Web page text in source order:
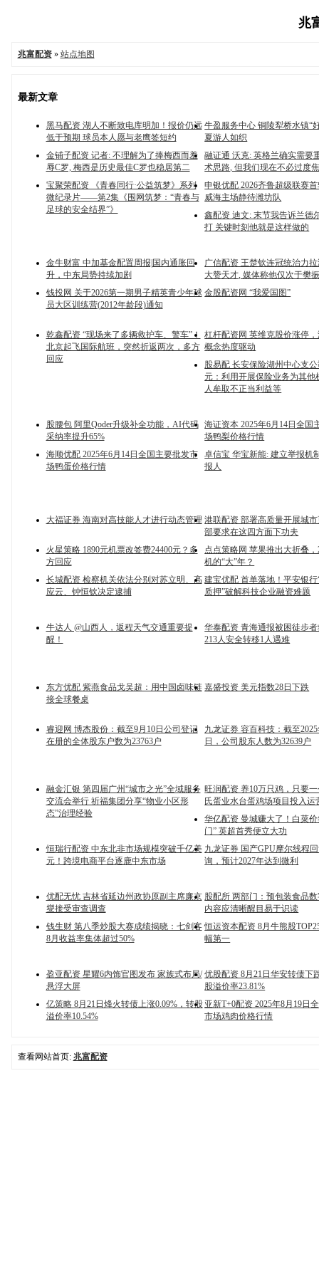
兆
兆富配资» 站点地图
最新文章
黑马配资 湖人不断致电库明加！报价仍远
低于预期 球员本人愿与老鹰签短约
牛盈服务中心 铜陵犁桥水镇“
夏游人如织
金铺子配资 记者: 不理解为了捧梅西而羞
辱C罗, 梅西是历史最佳C罗也稳居第二
融证通 沃克: 英格兰确实需要
术思路, 但我们现在不必过度
宝聚荣配资 《青春同行·公益筑梦》系列
微纪录片——第2集《围网筑梦：“青春与
足球的安全结界”》
申银优配 2026齐鲁超级联赛
威海主场静待潍坊队
鑫配资 迪文: 末节我告诉兰德
打 关键时刻他就是这样做的
金牛财富 中加基金配置周报|国内通胀回
升，中东局势持续加剧
广信配资 王楚钦连冠统治力
大赞天才, 媒体称他仅次于樊
钱投网 关于2026第一期男子精英青少年球
员大区训练营(2012年龄段)通知
金股配资网 “我爱国图”
乾鑫配资 “现场来了多辆救护车、警车”！
北京起飞国际航班，突然折返两次，多方
回应
杠杆配资网 英维克股价涨停
概念热度驱动
股易配 长安保险湖州中心支
元：利用开展保险业务为其他
人牟取不正当利益等
股腰包 阿里Qoder升级补全功能，AI代码
采纳率提升65%
海证资本 2025年6月14日全国
场鸭梨价格行情
海顺优配 2025年6月14日全国主要批发市
场鸭蛋价格行情
卓信宝 华宝新能: 建立举报机
报人
大福证券 海南对高技能人才进行动态管理 港联配资 部署高质量开展城
部要求在这四方面下功夫
火星策略 1890元机票改签费24400元？多
方回应
点点策略网 苹果推出大折叠，
机的“大”年？
长城配资 检察机关依法分别对苏立明、高
应云、钟恒钦决定逮捕
建宝优配 首单落地！平安银
质押”破解科技企业融资难题
牛达人 @山西人，返程天气交通重要提
醒！
华泰配资 青海通报被困徒步
213人安全转移1人遇难
东方优配 紫燕食品戈吴超：用中国卤味链
接全球餐桌
嘉盛投资 美元指数28日下跌
睿迎网 博杰股份：截至9月10日公司登记
在册的全体股东户数为23763户
九龙证券 容百科技：截至
日，公司股东人数为32639户
融金汇银 第四届广州“城市之光”全域服务
交流会举行 祈福集团分享“物业小区形
态”治理经验
旺润配资 养10万只鸡，只要
氏蛋业水台蛋鸡场项目投入运
华亿配资 曼城赚大了！白菜
门” 英超首秀便立大功
恒瑞行配资 中东北非市场规模突破千亿美
元！跨境电商平台逐鹿中东市场
九龙证券 国产GPU摩尔线程
询，预计2027年达到微利
优配无忧 吉林省延边州政协原副主席廉京
燮接受审查调查
股配所 两部门：预包装食品
内容应清晰醒目易于识读
钱生财 第八季炒股大赛成绩揭晓：七剑客
8月收益率集体超过50%
恒运资本配资 8月牛熊股
幅第一
盈亚配资 星耀6内饰官图发布 家族式布局/
悬浮大屏
优股配资 8月21日华安转债下
股溢价率23.81%
亿策略 8月21日烽火转债上涨0.09%，转股
溢价率10.54%
亚新T+0配资 2025年8月19日
市场鸡肉价格行情
查看网站首页: 兆富配资